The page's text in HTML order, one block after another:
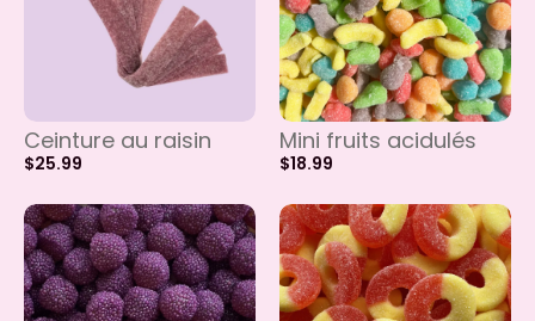
Ceinture au raisin
$25.99
Mini fruits acidulés
$18.99